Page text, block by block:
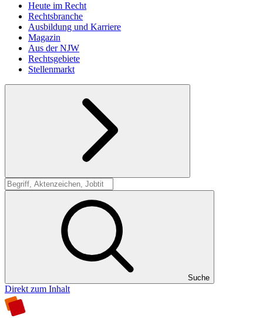
Heute im Recht
Rechtsbranche
Ausbildung und Karriere
Magazin
Aus der NJW
Rechtsgebiete
Stellenmarkt
Suche
Suche
Direkt zum Inhalt